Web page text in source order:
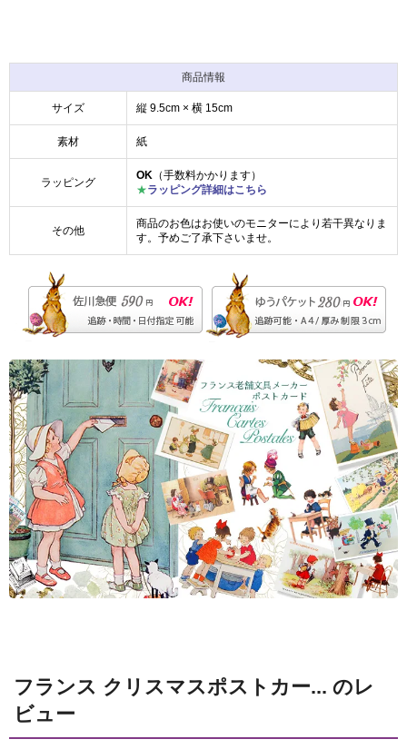
商品情報
サイズ 縦 9.5cm × 横 15cm
素材 紙
ラッピング
OK （手数料かかります）
★ラッピング詳細はこちら
その他
商品のお色はお使いのモニターにより若干異なりま
す。予めご了承下さいませ。
フランス クリスマスポストカー... のレ
ビュー